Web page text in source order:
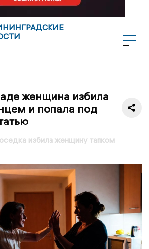
женщина избила
и попала под
избила женщину тапком